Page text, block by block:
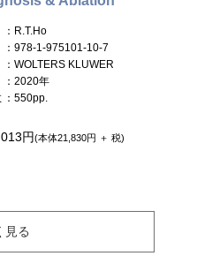
：R.T.Ho
：978-1-975101-10-7
：WOLTERS KLUWER
：2020年
：550pp.
円(本体21,830円 ＋ 税)
見る